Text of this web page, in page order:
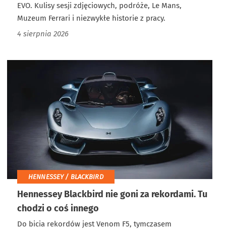
EVO. Kulisy sesji zdjęciowych, podróże, Le Mans,
Muzeum Ferrari i niezwykłe historie z pracy.
4 sierpnia 2026
HENNESSEY / BLACKBIRD
Hennessey Blackbird nie goni za rekordami. Tu
chodzi o coś innego
Do bicia rekordów jest Venom F5, tymczasem